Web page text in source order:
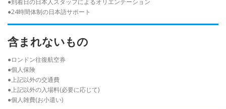
●到着日の日本人スタッフによるオリエンテーション
●24時間体制の日本語サポート
含まれないもの
●ロンドン往復航空券
●個人保険
●上記以外の交通費
●上記以外の入場料(必要に応じて)
●個人雑費(お小遣い)